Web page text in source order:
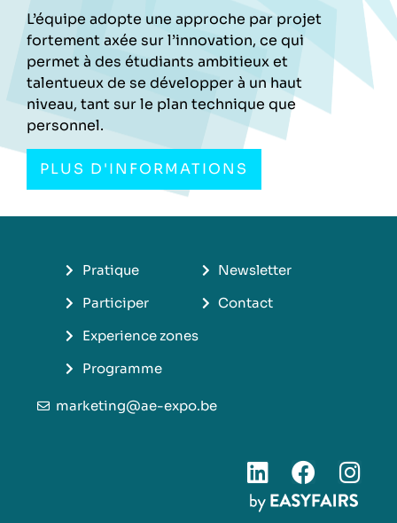
L’équipe adopte une approche par projet
fortement axée sur l’innovation, ce qui
permet à des étudiants ambitieux et
talentueux de se développer à un haut
niveau, tant sur le plan technique que
personnel.
PLUS D'INFORMATIONS
Pratique
Participer
Experience zones
Programme
Newsletter
Contact
marketing@ae-expo.be